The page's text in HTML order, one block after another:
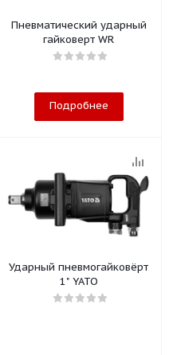
Пневматический ударный
гайковерт WR
Подробнее
Ударный пневмогайковёрт
1" YATO